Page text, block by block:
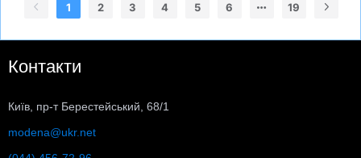
1 2 3 4 5 6 19
Контакти
Київ, пр-т Берестейський, 68/1
modena@ukr.net